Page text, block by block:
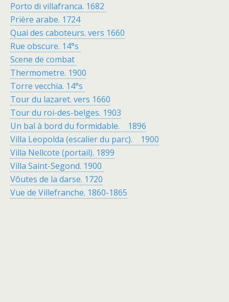
Porto di villafranca. 1682
Prière arabe. 1724
Quai des caboteurs. vers 1660
Rue obscure. 14°s
Scene de combat
Thermometre. 1900
Torre vecchia. 14°s
Tour du lazaret. vers 1660
Tour du roi-des-belges. 1903
Un bal à bord du formidable. 1896
Villa Leopolda (escalier du parc). 1900
Villa Nellcote (portail). 1899
Villa Saint-Segond. 1900
Vôutes de la darse. 1720
Vue de Villefranche. 1860-1865